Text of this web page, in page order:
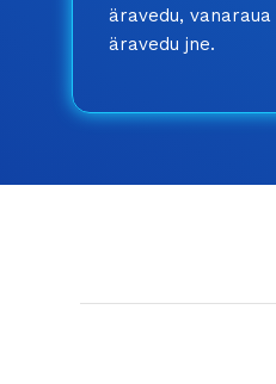
äravedu, vanaraua
äravedu jne.